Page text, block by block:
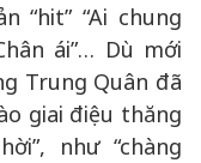
“hit” “Ai chung
ái”… Dù mới
Trung Quân đã
giai điệu thăng
như “chàng